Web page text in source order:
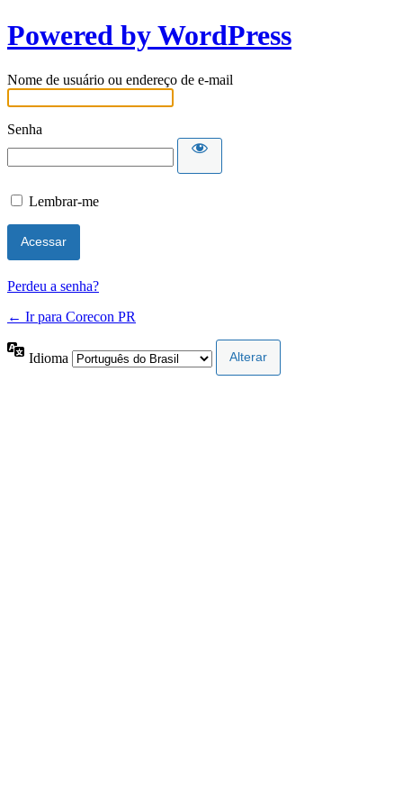
Powered by WordPress
Nome de usuário ou endereço de e-mail
Senha
Lembrar-me
Perdeu a senha?
← Ir para Corecon PR
Idioma